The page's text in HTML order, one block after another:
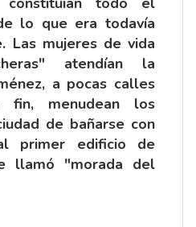
lo que era todavía
Las mujeres de vida
atendían la
a pocas calles
fin, menudean los
de bañarse con
primer edificio de
llamó "morada del